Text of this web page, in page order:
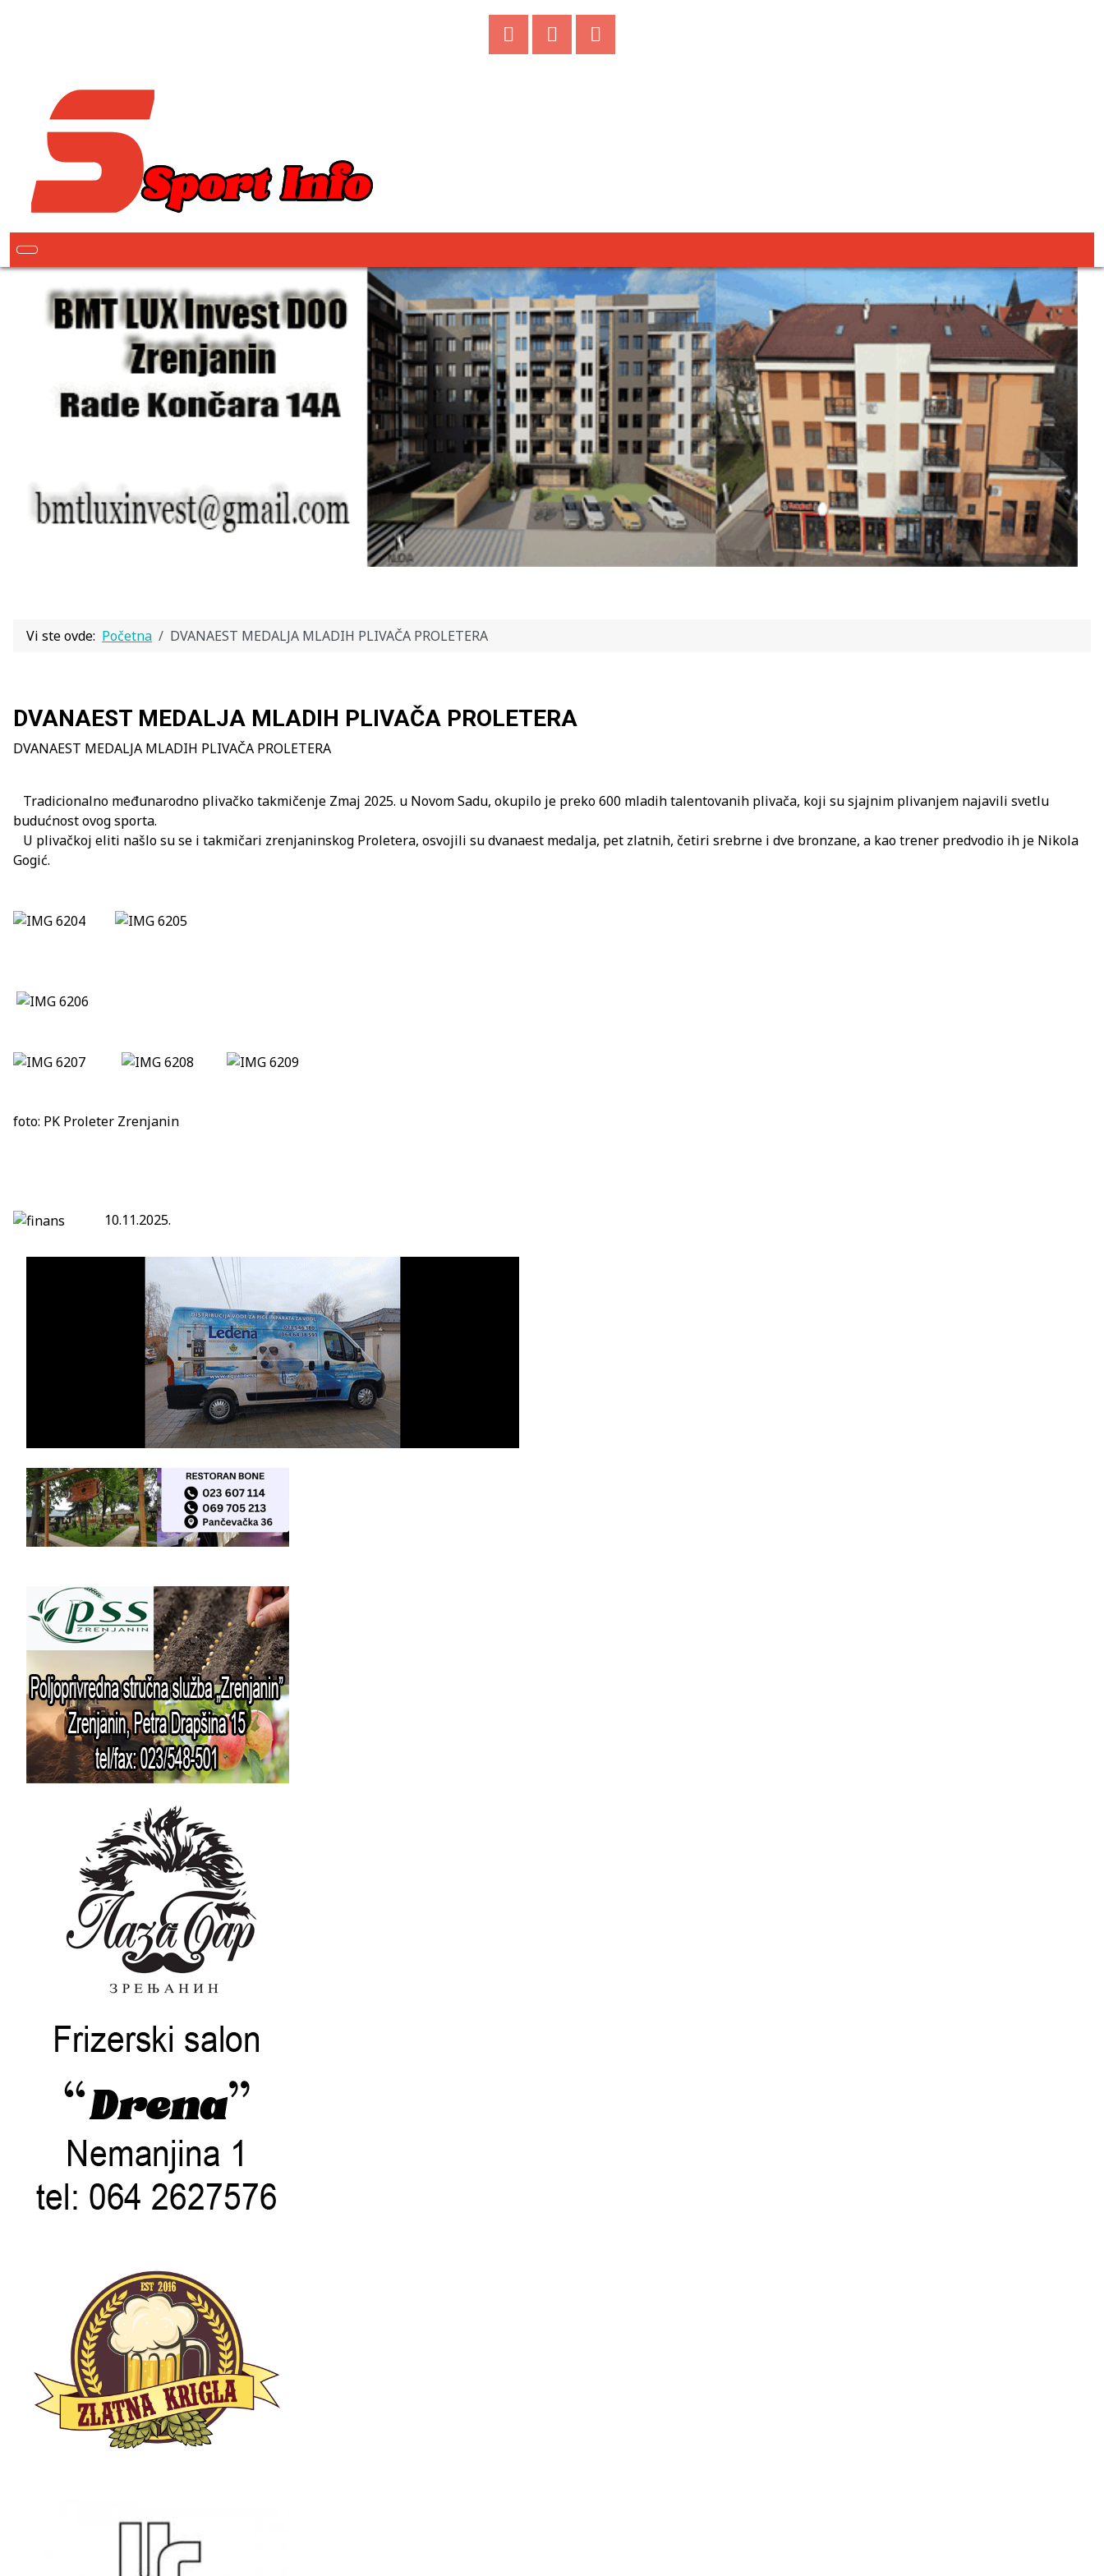
Vi ste ovde: Početna DVANAEST MEDALJA MLADIH PLIVAČA PROLETERA
DVANAEST MEDALJA MLADIH PLIVAČA PROLETERA
DVANAEST MEDALJA MLADIH PLIVAČA PROLETERA
Tradicionalno međunarodno plivačko takmičenje Zmaj 2025. u Novom Sadu, okupilo je preko 600 mladih talentovanih plivača, koji su sjajnim plivanjem najavili svetlu
budućnost ovog sporta.
U plivačkoj eliti našlo su se i takmičari zrenjaninskog Proletera, osvojili su dvanaest medalja, pet zlatnih, četiri srebrne i dve bronzane, a kao trener predvodio ih je Nikola
Gogić.
foto: PK Proleter Zrenjanin
10.11.2025.